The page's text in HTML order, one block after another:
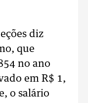
diz
que
no ano
em R$ 1,
o salário